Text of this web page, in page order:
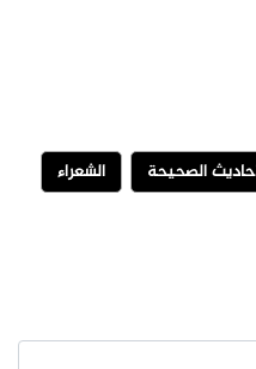
الصحيحة
الشعراء